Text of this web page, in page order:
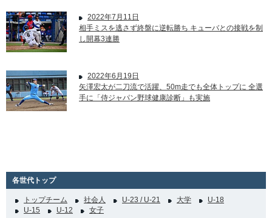
2022年7月11日
相手ミスを逃さず終盤に逆転勝ち キューバとの接戦を制
し開幕3連勝
2022年6月19日
矢澤宏太が二刀流で活躍、50m走でも全体トップに 全選
手に「侍ジャパン野球健康診断」も実施
各世代トップ
トップチーム 社会人 U-23 / U-21 大学
U-18
U-15
U-12 女子